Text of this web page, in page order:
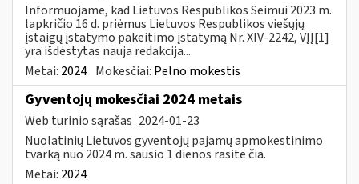
Informuojame, kad Lietuvos Respublikos Seimui 2023 m.
lapkričio 16 d. priėmus Lietuvos Respublikos viešųjų
įstaigų įstatymo pakeitimo įstatymą Nr. XIV-2242, VĮĮ[1]
yra išdėstytas nauja redakcija...
Metai: 2024 Mokesčiai: Pelno mokestis
Gyventojų mokesčiai 2024 metais
Web turinio sąrašas 2024-01-23
Nuolatinių Lietuvos gyventojų pajamų apmokestinimo
tvarką nuo 2024 m. sausio 1 dienos rasite čia.
Metai: 2024